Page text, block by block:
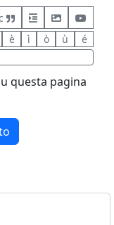
è ì ò ù é
questa pagina